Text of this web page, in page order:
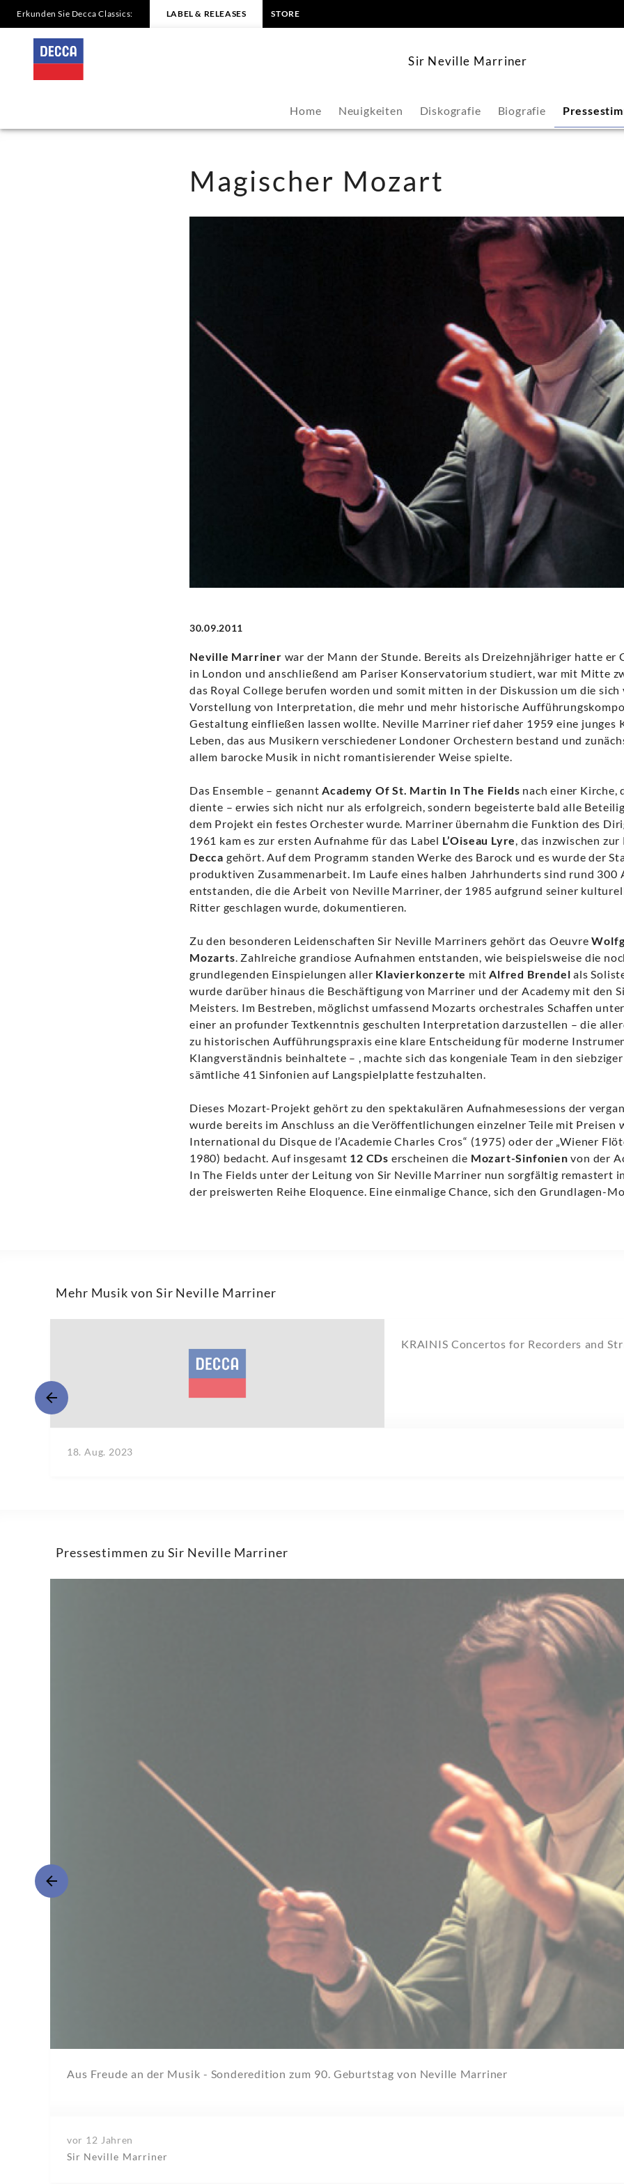
Magischer
Mozart
Sir
Erkunden Sie Decca Classics: LABEL & RELEASES STORE
Sir Neville Marriner
Home Neuigkeiten Diskografie Biografie
Magischer Mozart
30.09.2011
Neville Marriner war der Mann der Stunde. Bereits als Dreizehnjähriger hatte er
in London und anschließend am Pariser Konservatorium studiert, war mit Mitte
das Royal College berufen worden und somit mitten in der Diskussion um die sich
Vorstellung von Interpretation, die mehr und mehr historische
Gestaltung einfließen lassen wollte. Neville Marriner rief daher 1959 eine junges
Leben, das aus Musikern verschiedener Londoner Orchestern bestand und
allem barocke Musik in nicht romantisierender Weise spielte.
Das Ensemble – genanntAcademy Of St. Martin In The Fields nach einer Kirche,
diente – erwies sich nicht nur als erfolgreich, sondern begeisterte bald alle
dem Projekt ein festes Orchester wurde. Marriner übernahm die Funktion des
1961 kam es zur ersten Aufnahme für das Label L’Oiseau Lyre, das inzwischen
Decca gehört. Auf dem Programm standen Werke des Barock und es wurde der
produktiven Zusammenarbeit. Im Laufe eines halben Jahrhunderts sind rund 300
entstanden, die die Arbeit von Neville Marriner, der 1985 aufgrund seiner
Ritter geschlagen wurde, dokumentieren.
Zu den besonderen Leidenschaften Sir Neville Marriners gehört das Oeuvre
Mozarts. Zahlreiche grandiose Aufnahmen entstanden, wie beispielsweise die
grundlegenden Einspielungen aller Klavierkonzerte mitAlfred Brendel als
wurde darüber hinaus die Beschäftigung von Marriner und der Academy mit den
Meisters. Im Bestreben, möglichst umfassend Mozarts orchestrales Schaffen
einer an profunder Textkenntnis geschulten Interpretation darzustellen – die
zu historischen Aufführungspraxis eine klare Entscheidung für moderne
Klangverständnis beinhaltete – , machte sich das kongeniale Team in den
sämtliche 41 Sinfonien auf Langspielplatte festzuhalten.
Dieses Mozart-Projekt gehört zu den spektakulären Aufnahmesessions der
wurde bereits im Anschluss an die Veröffentlichungen einzelner Teile mit Preisen
International du Disque de l’Academie Charles Cros“ (1975) oder der „Wiener
1980) bedacht. Auf insgesamt 12 CDs erscheinen die Mozart-Sinfonien von der
In The Fields unter der Leitung von Sir Neville Marriner nun sorgfältig remastert
der preiswerten Reihe Eloquence. Eine einmalige Chance, sich den Grundlagen-
Mehr Musik von Sir Neville Marriner
KRAINIS Concertos for
18. Aug. 2023
Pressestimmen zu Sir Neville Marriner
Aus Freude an der Musik - Sonderedition zum 90. Geburtstag von Neville Marriner
vor 12 Jahren
Sir Neville Marriner